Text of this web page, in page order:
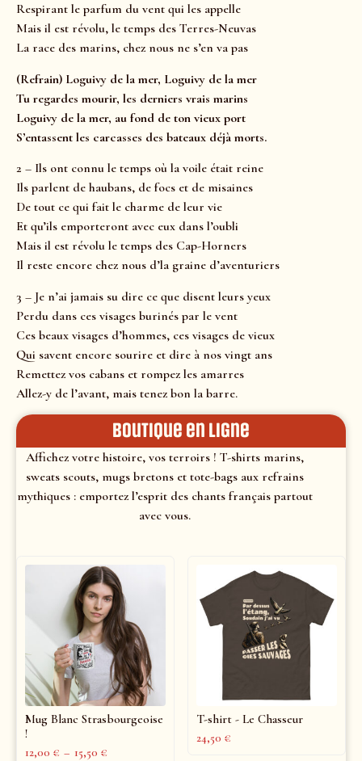
Respirant le parfum du vent qui les appelle
Mais il est révolu, le temps des Terres-Neuvas
La race des marins, chez nous ne s’en va pas
(Refrain) Loguivy de la mer, Loguivy de la mer
Tu regardes mourir, les derniers vrais marins
Loguivy de la mer, au fond de ton vieux port
S’entassent les carcasses des bateaux déjà morts.
2 – Ils ont connu le temps où la voile était reine
Ils parlent de haubans, de focs et de misaines
De tout ce qui fait le charme de leur vie
Et qu’ils emporteront avec eux dans l’oubli
Mais il est révolu le temps des Cap-Horners
Il reste encore chez nous d’la graine d’aventuriers
3 – Je n’ai jamais su dire ce que disent leurs yeux
Perdu dans ces visages burinés par le vent
Ces beaux visages d’hommes, ces visages de vieux
Qui savent encore sourire et dire à nos vingt ans
Remettez vos cabans et rompez les amarres
Allez-y de l’avant, mais tenez bon la barre.
Boutique en ligne
Affichez votre histoire, vos terroirs ! T-shirts marins,
sweats scouts, mugs bretons et tote-bags aux refrains
mythiques : emportez l’esprit des chants français partout
avec vous.
Mug Blanc Strasbourgeoise
!
12,00 € – 15,50 €
T-shirt - Le Chasseur
24,50 €